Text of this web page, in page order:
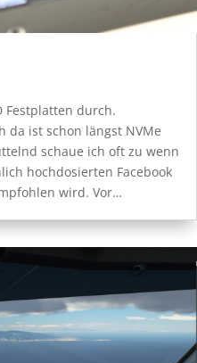
Festplatten durch.
da ist schon längst NVMe
schaue ich oft zu wenn
hochdosierten Facebook
wird. Vor…